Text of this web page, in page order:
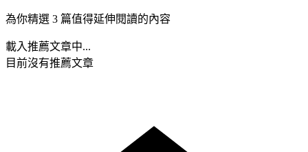
為你精選 3 篇值得延伸閱讀的內容
載入推薦文章中...
目前沒有推薦文章